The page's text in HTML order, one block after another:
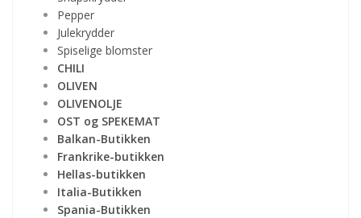
Pepper
Julekrydder
Spiselige blomster
CHILI
OLIVEN
OLIVENOLJE
OST og SPEKEMAT
Balkan-Butikken
Frankrike-butikken
Hellas-butikken
Italia-Butikken
Spania-Butikken